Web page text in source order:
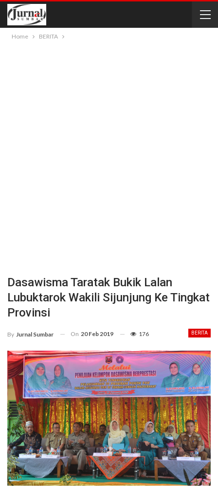
Home BERITA
Dasawisma Taratak Bukik Lalan
Lubuktarok Wakili Sijunjung Ke Tingkat
Provinsi
BERITA
By Jurnal Sumbar On 20 Feb 2019 176